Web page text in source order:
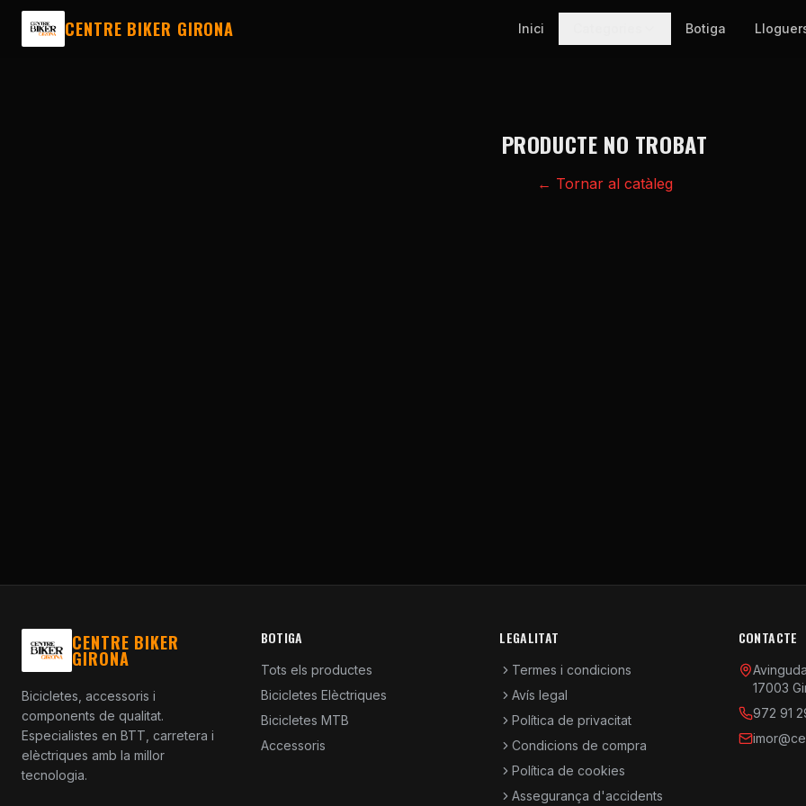
CENTRE BIKER GIRONA Inici Botiga
PRODUCTE NO TROBAT
← Tornar al catàleg
CENTRE BIKER
GIRONA
Bicicletes, accessoris i
components de qualitat.
Especialistes en BTT, carretera i
elèctriques amb la millor
tecnologia.
BOTIGA
Tots els productes
Bicicletes Elèctriques
Bicicletes MTB
Accessoris
LEGALITAT
Termes i condicions
Avís legal
Política de privacitat
Condicions de compra
Política de cookies
Assegurança d'accidents
CONTACTE
17003
972 91